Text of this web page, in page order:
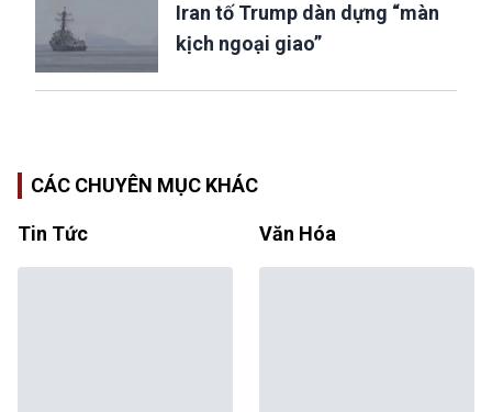
Iran tố Trump dàn dựng “màn
kịch ngoại giao”
CÁC CHUYÊN MỤC KHÁC
Tin Tức Văn Hóa